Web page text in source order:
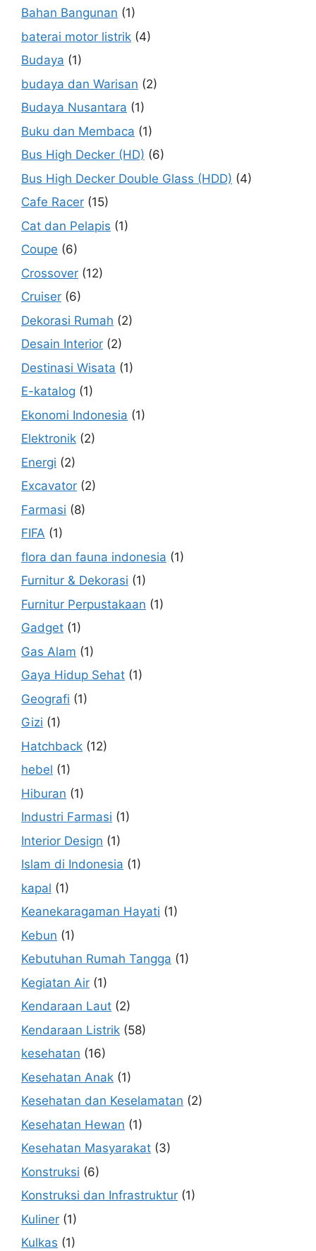
Bahan Bangunan (1)
baterai motor listrik (4)
Budaya (1)
budaya dan Warisan (2)
Budaya Nusantara (1)
Buku dan Membaca (1)
Bus High Decker (HD) (6)
Bus High Decker Double Glass (HDD) (4)
Cafe Racer (15)
Cat dan Pelapis (1)
Coupe (6)
Crossover (12)
Cruiser (6)
Dekorasi Rumah (2)
Desain Interior (2)
Destinasi Wisata (1)
E-katalog (1)
Ekonomi Indonesia (1)
Elektronik (2)
Energi (2)
Excavator (2)
Farmasi (8)
FIFA (1)
flora dan fauna indonesia (1)
Furnitur & Dekorasi (1)
Furnitur Perpustakaan (1)
Gadget (1)
Gas Alam (1)
Gaya Hidup Sehat (1)
Geografi (1)
Gizi (1)
Hatchback (12)
hebel (1)
Hiburan (1)
Industri Farmasi (1)
Interior Design (1)
Islam di Indonesia (1)
kapal (1)
Keanekaragaman Hayati (1)
Kebun (1)
Kebutuhan Rumah Tangga (1)
Kegiatan Air (1)
Kendaraan Laut (2)
Kendaraan Listrik (58)
kesehatan (16)
Kesehatan Anak (1)
Kesehatan dan Keselamatan (2)
Kesehatan Hewan (1)
Kesehatan Masyarakat (3)
Konstruksi (6)
Konstruksi dan Infrastruktur (1)
Kuliner (1)
Kulkas (1)